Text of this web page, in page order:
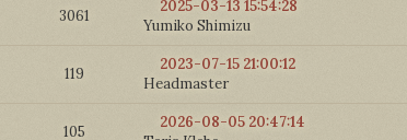
3061
2025-03-13 15:54:28
Yumiko Shimizu
119
2023-07-15 21:00:12
Headmaster
105
2026-08-05 20:47:14